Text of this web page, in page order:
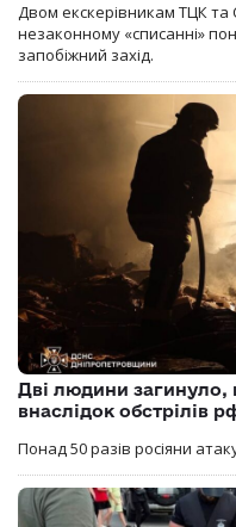
Двом екскерівникам ТЦК
незаконному «списанні»
запобіжний захід.
Дві людини
внаслідок обстрілів
Понад 50 разів росіяни